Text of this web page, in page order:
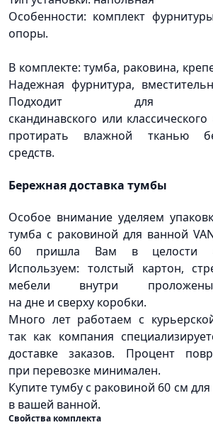
Особенности: комплект
опоры.
В комплекте: тумба, раковина,
Надежная фурнитура,
Подходит для
скандинавского или
протирать влажной тканью
средств.
Бережная доставка тумбы
Особое внимание уделяем
тумба с раковиной для ванной
60 пришла Вам в целости и
Используем: толстый картон,
мебели внутри
на дне и сверху коробки.
Много лет работаем с
так как компания
доставке заказов. Процент
при перевозке минимален.
Купите тумбу с раковиной 60 см
в вашей ванной.
Свойства комплекта